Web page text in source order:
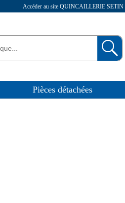
Accéder au site QUINCAILLERIE SETIN
Pièces détachées